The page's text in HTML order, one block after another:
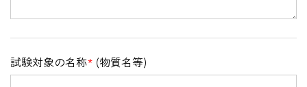
試験対象の名称* (物質名等)